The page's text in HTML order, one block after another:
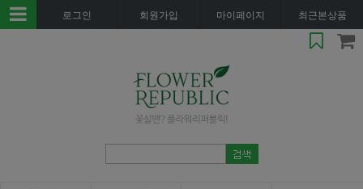
로그인 회원가입 마이페이지 최근본상품